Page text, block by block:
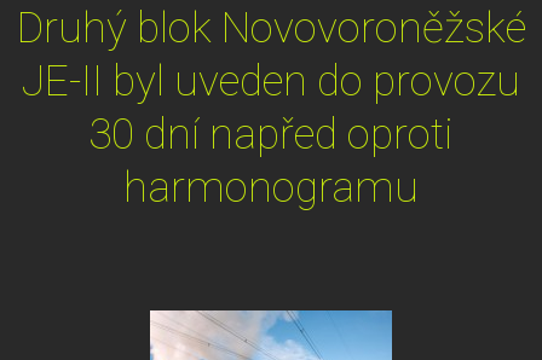
Druhý blok Novovoroněžské
JE-II byl uveden do provozu
30 dní napřed oproti
harmonogramu